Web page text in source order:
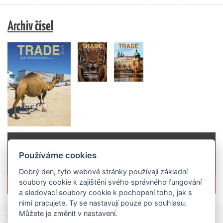
Archiv čísel
Více informací o časopisu »
Používáme cookies
Dobrý den, tyto webové stránky používají základní
soubory cookie k zajištění svého správného fungování
a sledovací soubory cookie k pochopení toho, jak s
nimi pracujete. Ty se nastavují pouze po souhlasu.
Můžete je změnit v nastavení.